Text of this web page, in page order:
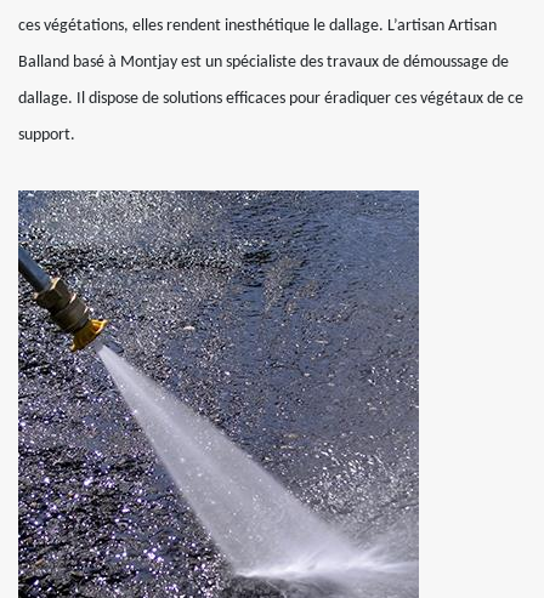
ces végétations, elles rendent inesthétique le dallage. L’artisan Artisan
Balland basé à Montjay est un spécialiste des travaux de démoussage de
dallage. Il dispose de solutions efficaces pour éradiquer ces végétaux de ce
support.